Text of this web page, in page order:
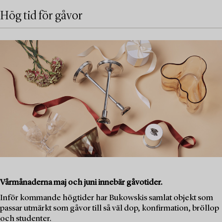
Hög tid för gåvor
Vårmånaderna maj och juni innebär gåvotider.
Inför kommande högtider har Bukowskis samlat objekt som
passar utmärkt som gåvor till så väl dop, konfirmation, bröllop
och studenter.